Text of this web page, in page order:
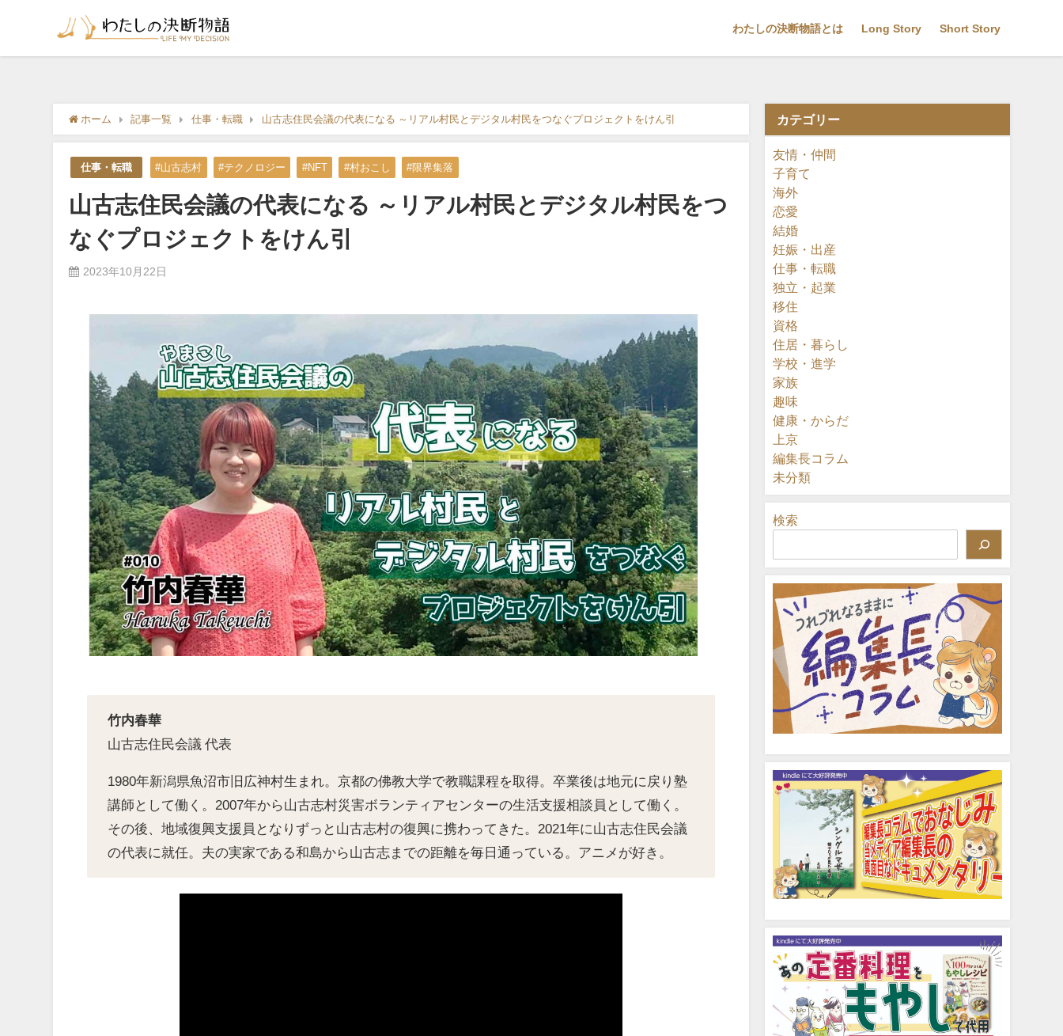
わたしの決断物語とは Long Story Short Story
ホーム 記事一覧 仕事・転職 山古志住民会議の代表になる ～リアル村民とデジタル村民をつなぐプロジェクトをけん引
仕事・転職 #山古志村 #テクノロジー #NFT #村おこし #限界集落
山古志住民会議の代表になる ～リアル村民とデジタル村民をつ
なぐプロジェクトをけん引
2023年10月22日
竹内春華
山古志住民会議 代表
1980年新潟県魚沼市旧広神村生まれ。京都の佛教大学で教職課程を取得。卒業後は地元に戻り塾
講師として働く。2007年から山古志村災害ボランティアセンターの生活支援相談員として働く。
その後、地域復興支援員となりずっと山古志村の復興に携わってきた。2021年に山古志住民会議
の代表に就任。夫の実家である和島から山古志までの距離を毎日通っている。アニメが好き。
カテゴリー
友情・仲間
子育て
海外
恋愛
結婚
妊娠・出産
仕事・転職
独立・起業
移住
資格
住居・暮らし
学校・進学
家族
趣味
健康・からだ
上京
編集長コラム
未分類
検索